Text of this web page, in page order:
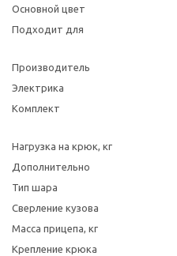
Основной цвет
Подходит для
Производитель
Электрика
Комплект
Нагрузка на крюк, кг
Дополнительно
Тип шара
Сверление кузова
Масса прицепа, кг
Крепление крюка